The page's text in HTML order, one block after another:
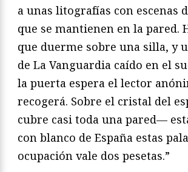
a unas litografías con escenas
que se mantienen en la pared.
que duerme sobre una silla, y
de La Vanguardia caído en el
la puerta espera el lector
recogerá. Sobre el cristal del
cubre casi toda una pared—
con blanco de España estas
ocupación vale dos pesetas.”